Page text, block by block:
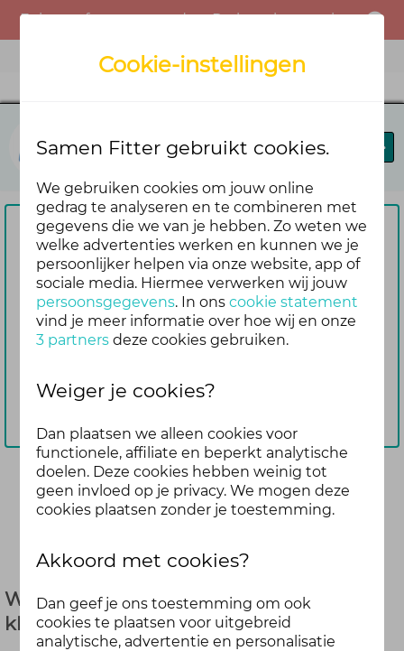
Fit in je vel
Om te reageren vragen we je
eerst om in te loggen
Nog geen account? Maak er dan
gemakkelijk en snel één aan. Dan blijf je
ook automatisch op de hoogte van de
Inloggen
Deel
Welke vorm van bewegen helpt jou bij
klachten?
Cookie-instellingen
Samen Fitter gebruikt cookies.
We gebruiken cookies om jouw online
gedrag te analyseren en te combineren met
gegevens die we van je hebben. Zo weten we
welke advertenties werken en kunnen we je
persoonlijker helpen via onze website, app of
sociale media. Hiermee verwerken wij jouw
persoonsgegevens. In onscookie statement
vind je meer informatie over hoe wij en onze
3 partners deze cookies gebruiken.
Weiger je cookies?
Dan plaatsen we alleen cookies voor
functionele, affiliate en beperkt analytische
doelen. Deze cookies hebben weinig tot
geen invloed op je privacy. We mogen deze
cookies plaatsen zonder je toestemming.
Akkoord met cookies?
Dan geef je ons toestemming om ook
cookies te plaatsen voor uitgebreid
analytische, advertentie en personalisatie
Er is een fout opgetreden. Probeer het opnieuw of neem contact op met de beheerder.